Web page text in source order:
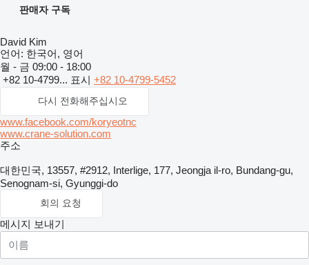
판매자 구독
David Kim
언어: 한국어, 영어
월 - 금 09:00 - 18:00
+82 10-4799... 표시 +82 10-4799-5452
다시 전화해주십시오
www.facebook.com/koryeotnc
www.crane-solution.com
주소
대한민국, 13557, #2912, Interlige, 177, Jeongja il-ro, Bundang-gu,
Senognam-si, Gyunggi-do
회의 요청
메시지 보내기